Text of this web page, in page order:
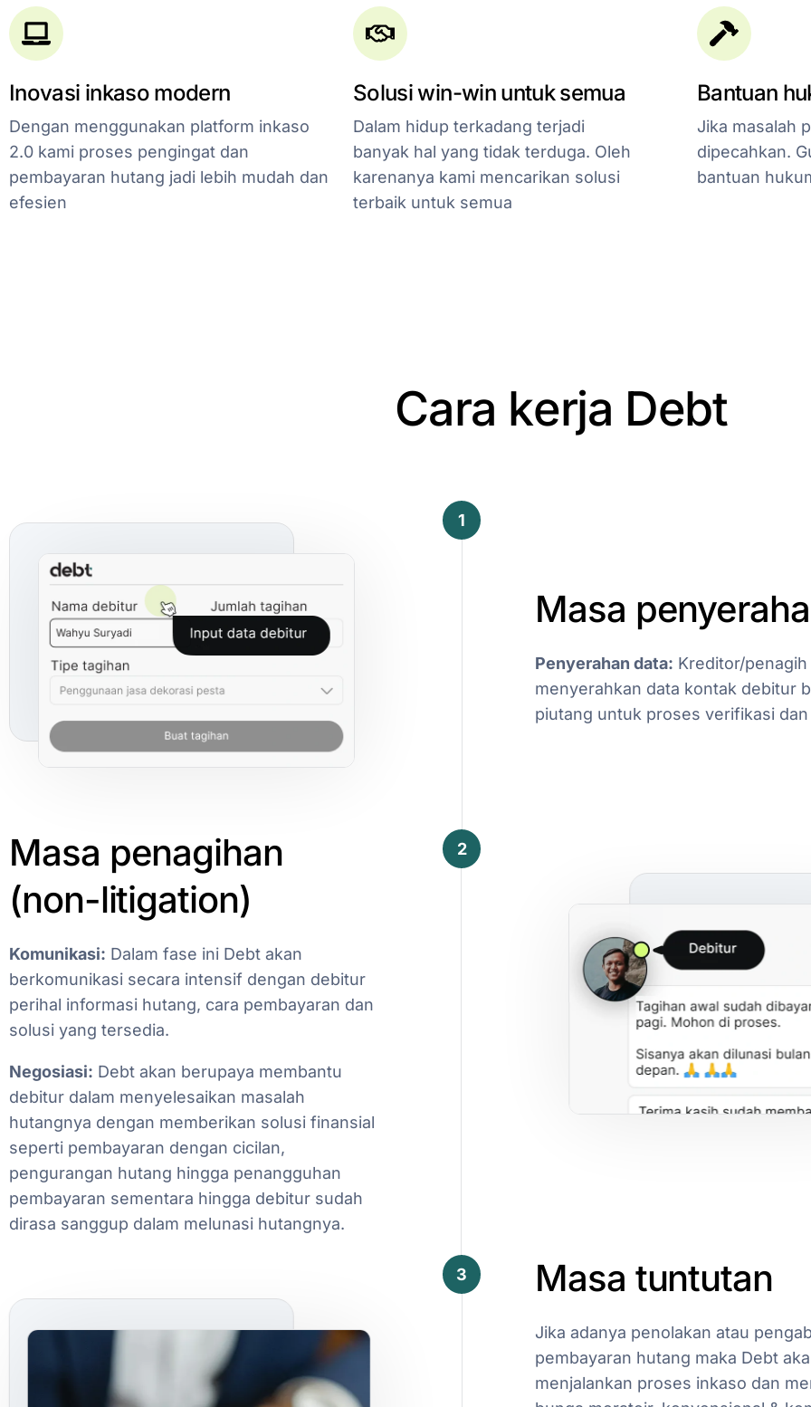
Inovasi inkaso modern
Dengan menggunakan platform inkaso
2.0 kami proses pengingat dan
pembayaran hutang jadi lebih mudah dan
efesien
Solusi win-win untuk semua
Dalam hidup terkadang terjadi
banyak hal yang tidak terduga. Oleh
karenanya kami mencarikan solusi
terbaik untuk semua
Bantuan
Jika masalah
dipecahkan.
bantuan
Cara kerja Debt
Masa
1
Penyerahan data: Kreditor/penagih
menyerahkan data kontak debitur
piutang untuk proses verifikasi dan
Masa penagihan
(non-litigation)
2
Komunikasi: Dalam fase ini Debt akan
berkomunikasi secara intensif dengan debitur
perihal informasi hutang, cara pembayaran dan
solusi yang tersedia.
Negosiasi: Debt akan berupaya membantu
debitur dalam menyelesaikan masalah
hutangnya dengan memberikan solusi finansial
seperti pembayaran dengan cicilan,
pengurangan hutang hingga penangguhan
pembayaran sementara hingga debitur sudah
dirasa sanggup dalam melunasi hutangnya.
Masa tuntutan
3
Jika adanya penolakan atau
pembayaran hutang maka Debt
menjalankan proses inkaso dan